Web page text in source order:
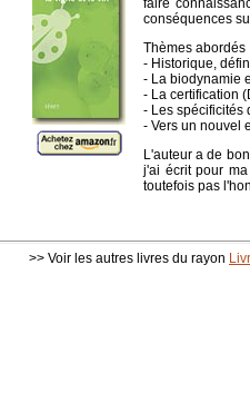
faire
conséquences
Thèmes abordés
- Historique,
- La biodynamie
- La certification
- Les spécificités
- Vers un nouvel
L'auteur a de
j'ai écrit pour
toutefois pas
>> Voir les autres livres du rayon